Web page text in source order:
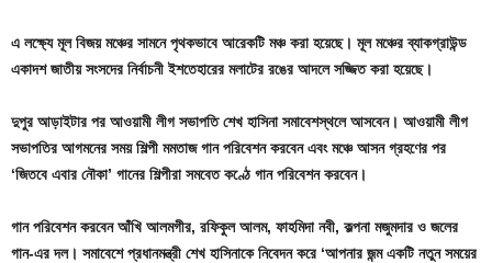
এ লক্ষ্যে মূল বিজয় মঞ্চের সামনে পৃথকভাবে আরেকটি মঞ্চ করা হয়েছে। মূল মঞ্চের ব্যাকগ্রাউন্ড
একাদশ জাতীয় সংসদের নির্বাচনী ইশতেহারের মলাটের রঙের আদলে সজ্জিত করা হয়েছে।
দুপুর আড়াইটার পর আওয়ামী লীগ সভাপতি শেখ হাসিনা সমাবেশস্থলে আসবেন। আওয়ামী লীগ
সভাপতির আগমনের সময় শিল্পী মমতাজ গান পরিবেশন করবেন এবং মঞ্চে আসন গ্রহণের পর
‘জিতবে এবার নৌকা’ গানের শিল্পীরা সমবেত কণ্ঠে গান পরিবেশন করবেন।
গান পরিবেশন করবেন আঁখি আলমগীর, রফিকুল আলম, ফাহমিদা নবী, কল্পনা মজুমদার ও জলের
গান-এর দল। সমাবেশে প্রধানমন্ত্রী শেখ হাসিনাকে নিবেদন করে ‘আপনার জন্ম একটি নতুন সময়ের